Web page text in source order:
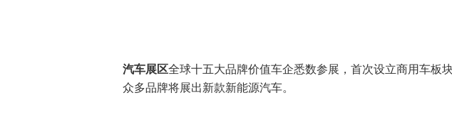
汽车展区全球十五大品牌价值车企悉数参展，首次设立商用车板
众多品牌将展出新款新能源汽车。